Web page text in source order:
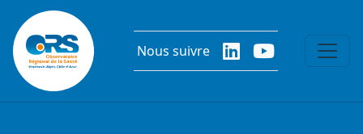
Aller au contenu principal
Nous suivre